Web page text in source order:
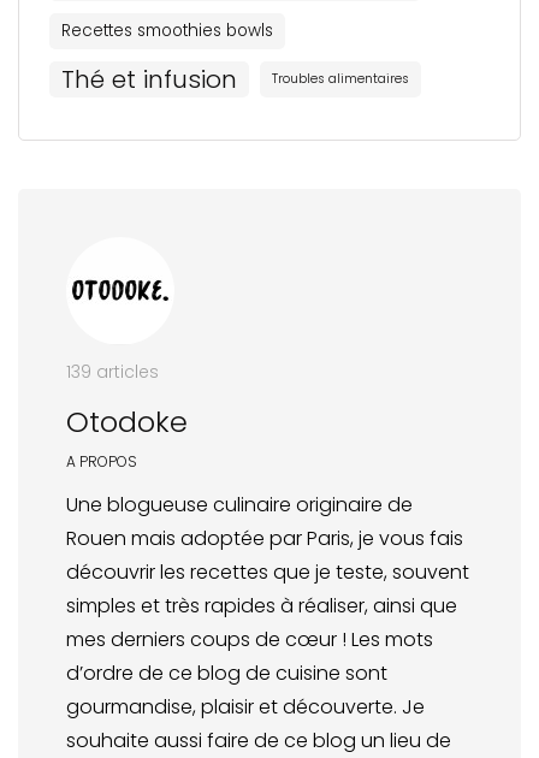
Recettes smoothies bowls
Thé et infusion Troubles alimentaires
139 articles
Otodoke
A PROPOS
Une blogueuse culinaire originaire de
Rouen mais adoptée par Paris, je vous fais
découvrir les recettes que je teste, souvent
simples et très rapides à réaliser, ainsi que
mes derniers coups de cœur ! Les mots
d’ordre de ce blog de cuisine sont
gourmandise, plaisir et découverte. Je
souhaite aussi faire de ce blog un lieu de